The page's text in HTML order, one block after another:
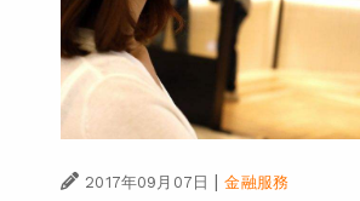
2017年09月07日 金融服務